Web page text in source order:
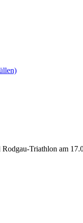
Triathlon am